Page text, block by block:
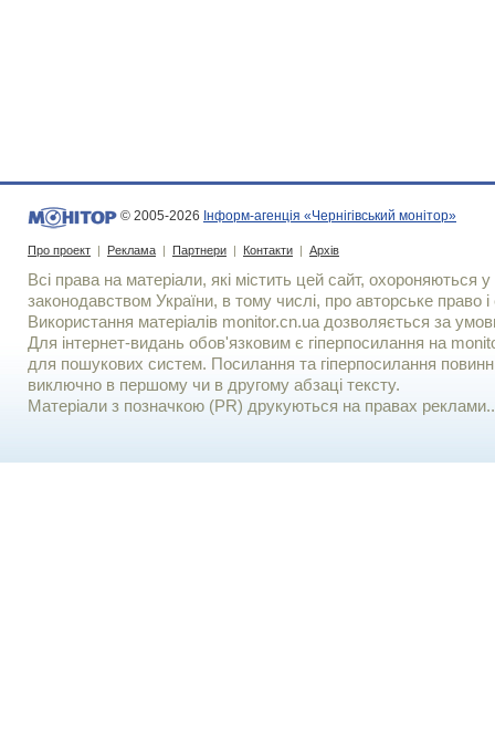
© 2005-2026 Інформ-агенція «Чернігівський монітор»
Про проект | Реклама | Партнери | Контакти | Архів
Всі права на матеріали, які містить цей сайт, охороняються у
законодавством України, в тому числі, про авторське право і
Використання матерiалiв monitor.cn.ua дозволяється за
Для iнтернет-видань обов'язковим є гiперпосилання на
для пошукових систем. Посилання та гіперпосилання
виключно в першому чи в другому абзаці тексту.
Матеріали з позначкою (PR) друкуються на правах реклами..